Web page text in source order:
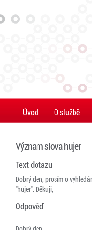
Úvod O službě
Význam slova hujer
Text dotazu
Dobrý den, prosím o
"hujer". Děkuji,
Odpověď